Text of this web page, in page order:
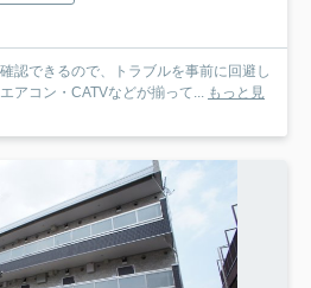
認できるので、トラブルを事前に回避し
アコン・CATVなどが揃って... もっと見